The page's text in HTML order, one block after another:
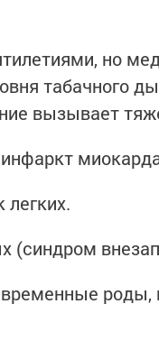
но
табачного
вызывает
(синдром
роды,